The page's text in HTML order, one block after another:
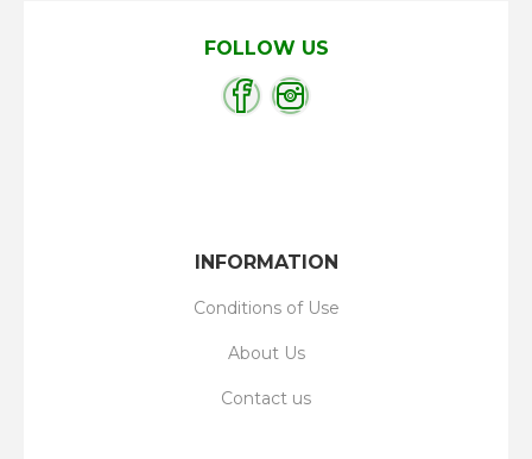
FOLLOW US
INFORMATION
Conditions of Use
About Us
Contact us